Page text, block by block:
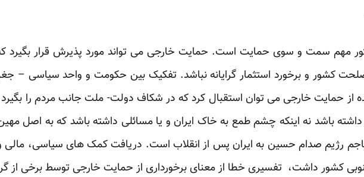
مهم سمت و سوی حمایت است. حمایت خارجی می تواند مورد پذیرش قرار بگیرد
کشور و برخورد استثمار گرایانه نباشد. تفکیک بین حکومت و واحد سیاسی –
از حمایت خارجی می توان استقبال کرد که در شکاف دولت- ملت جانب مردم را
باشد نه اینکه چشم طمع به خاک ایران و یا مسائلی داشته باشد که به اصل
رژیم صدام حسین به ایران پس از انقلاب است. دریافت کمک های سیاسی، مالی و
کشور داشت، تفسیری خطا از معنای برخورداری از حمایت خارجی توسط برخی از